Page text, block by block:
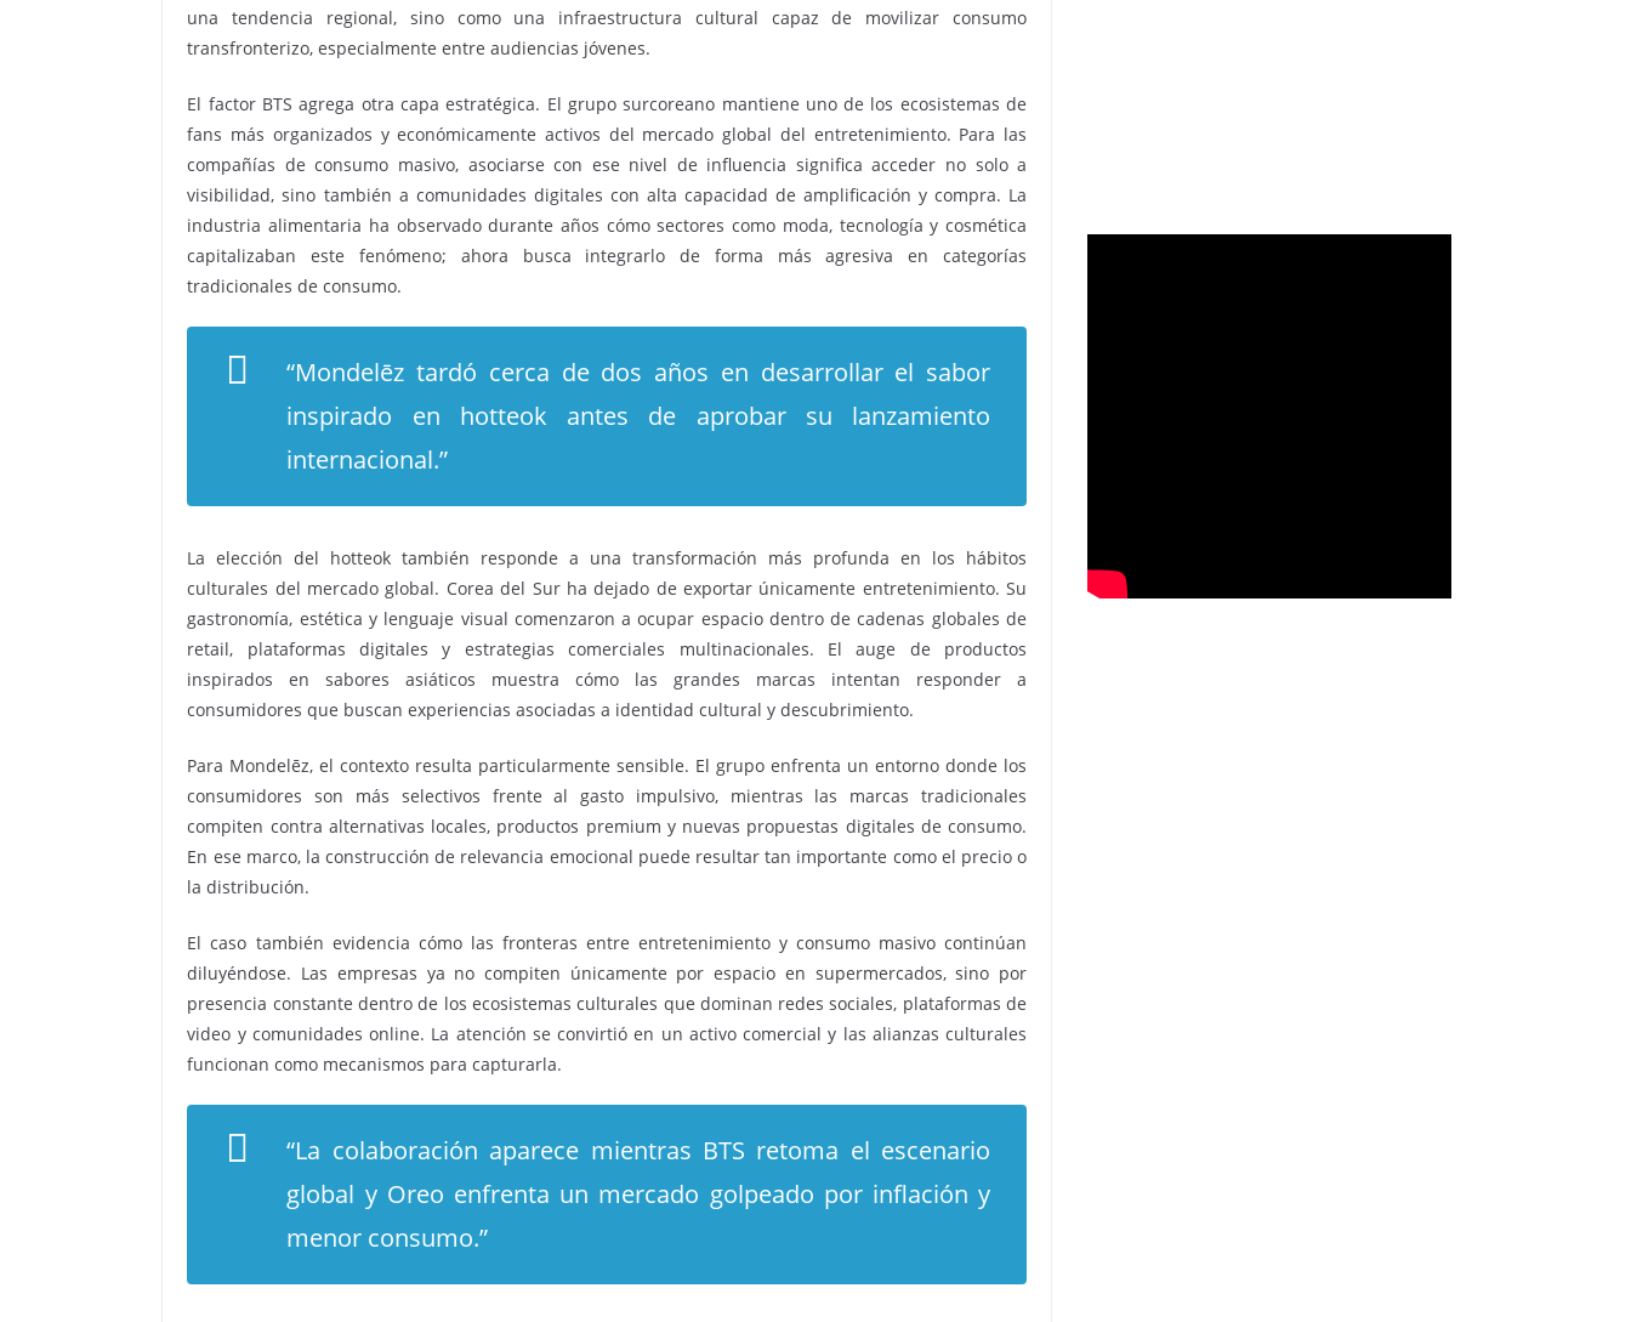
una tendencia regional, sino como una infraestructura cultural capaz de movilizar consumo
transfronterizo, especialmente entre audiencias jóvenes.
El factor BTS agrega otra capa estratégica. El grupo surcoreano mantiene uno de los ecosistemas de
fans más organizados y económicamente activos del mercado global del entretenimiento. Para las
compañías de consumo masivo, asociarse con ese nivel de influencia significa acceder no solo a
visibilidad, sino también a comunidades digitales con alta capacidad de amplificación y compra. La
industria alimentaria ha observado durante años cómo sectores como moda, tecnología y cosmética
capitalizaban este fenómeno; ahora busca integrarlo de forma más agresiva en categorías
tradicionales de consumo.
“Mondelēz tardó cerca de dos años en desarrollar el sabor
inspirado en hotteok antes de aprobar su lanzamiento
internacional.”
La elección del hotteok también responde a una transformación más profunda en los hábitos
culturales del mercado global. Corea del Sur ha dejado de exportar únicamente entretenimiento. Su
gastronomía, estética y lenguaje visual comenzaron a ocupar espacio dentro de cadenas globales de
retail, plataformas digitales y estrategias comerciales multinacionales. El auge de productos
inspirados en sabores asiáticos muestra cómo las grandes marcas intentan responder a
consumidores que buscan experiencias asociadas a identidad cultural y descubrimiento.
Para Mondelēz, el contexto resulta particularmente sensible. El grupo enfrenta un entorno donde los
consumidores son más selectivos frente al gasto impulsivo, mientras las marcas tradicionales
compiten contra alternativas locales, productos premium y nuevas propuestas digitales de consumo.
En ese marco, la construcción de relevancia emocional puede resultar tan importante como el precio o
la distribución.
El caso también evidencia cómo las fronteras entre entretenimiento y consumo masivo continúan
diluyéndose. Las empresas ya no compiten únicamente por espacio en supermercados, sino por
presencia constante dentro de los ecosistemas culturales que dominan redes sociales, plataformas de
video y comunidades online. La atención se convirtió en un activo comercial y las alianzas culturales
funcionan como mecanismos para capturarla.
“La colaboración aparece mientras BTS retoma el escenario
global y Oreo enfrenta un mercado golpeado por inflación y
menor consumo.”